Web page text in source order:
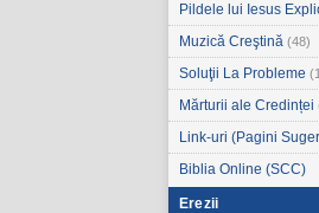
Pildele lui Iesus
Muzică Creştină (48)
Soluţii La Probleme
Mărturii ale Credinței
Link-uri (Pagini
Biblia Online (SCC)
Erezii